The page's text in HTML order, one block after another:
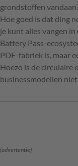
grondstoffen
Hoe goed is dat ding
je kunt alles vangen
Battery Pass-
PDF-fabriek is, maar
Hoezo is de circulaire
businessmodellen
(advertentie)